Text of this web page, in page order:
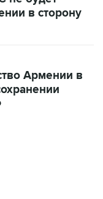
в сторону
Армении в